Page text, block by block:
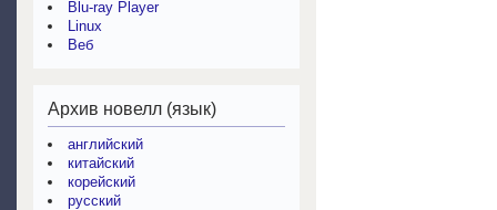
Blu-ray Player
Linux
Веб
Архив новелл (язык)
английский
китайский
корейский
русский